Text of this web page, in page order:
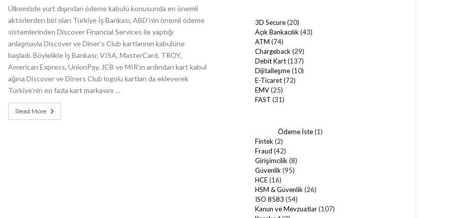
Ülkemizde yurt dışından ödeme kabulü konusunda en önemli
aktörlerden biri olan Türkiye İş Bankası, ABD’nin önemli ödeme
sistemlerinden Discover Financial Services ile yaptığı
anlaşmayla Discover ve Diner’s Club kartlarının kabulüne
başladı. Böylelikle İş Bankası; VISA, MasterCard, TROY,
American Express, UnionPay, JCB ve MIR’ın ardından kart kabul
ağına Discover ve Diners Club logolu kartları da ekleyerek
Türkiye’nin en fazla kart markasını …
Read More
3D Secure(20)
Açık Bankacılık (43)
ATM (74)
Chargeback (29)
Debit Kart(137)
Dijitalleşme(10)
E-Ticaret(72)
EMV(25)
FAST (31)
Ödeme İste(1)
Fintek (2)
Fraud (42)
Girişimcilik (8)
Güvenlik (95)
HCE(16)
HSM & Güvenlik (26)
ISO 8583 (54)
Kanun ve Mevzuatlar(107)